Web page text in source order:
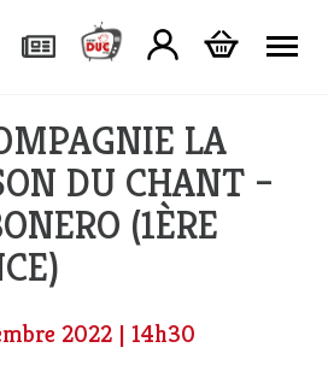
LA
DU CHANT –
(1ÈRE
2022 | 14h30